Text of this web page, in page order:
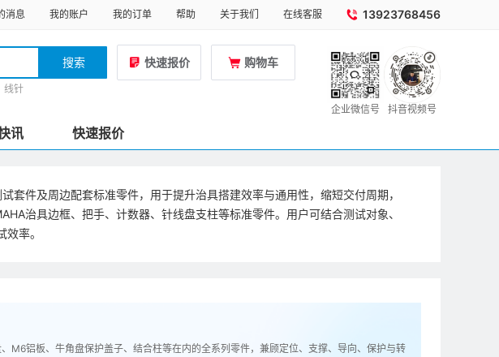
消息 我的账户 我的订单 帮助 关于我们 在线客服 13923768456
搜索
线针
快速报价 购物车
企业微信号 抖音视频号
讯 快速报价
套件及周边配套标准零件，用于提升治具搭建效率与通用性，缩短交付周期，
治具边框、把手、计数器、针线盘支柱等标准零件。用户可结合测试对象、
率。
M6铝板、牛角盘保护盖子、结合柱等在内的全系列零件，兼顾定位、支撑、导向、保护与转